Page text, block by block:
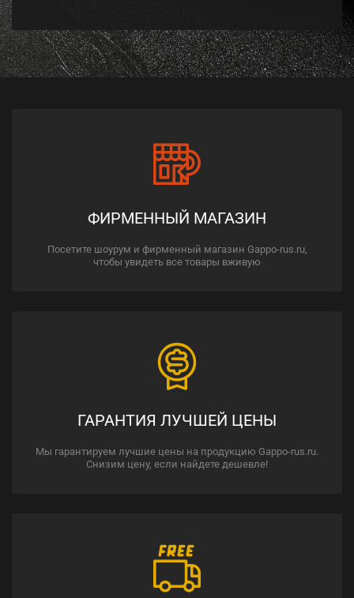
ФИРМЕННЫЙ МАГАЗИН
Посетите шоурум и фирменный магазин Gappo-rus.ru,
чтобы увидеть все товары вживую
ГАРАНТИЯ ЛУЧШЕЙ ЦЕНЫ
Мы гарантируем лучшие цены на продукцию Gappo-rus.ru.
Снизим цену, если найдете дешевле!